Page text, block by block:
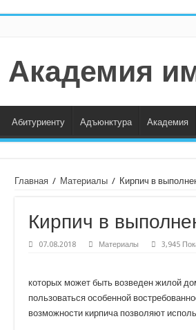
Академия
Абитуриенту Адъюнктура Академия
Главная / Материалы / Кирпич в
Кирпич в
07.08.2018 Материалы 3,945
которых может быть возведен жилой
пользоваться особенной
возможности кирпича позволяют